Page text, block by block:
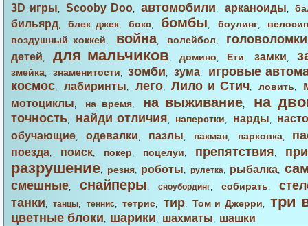
3D игры,Scooby Doo,автомобили, арканоиды,
бильярд,блек джек,бокс, бомбы, боулинг,
воздушный хоккей, война, волейбол, головоломки
детей, для мальчиков, домино, Ети, замки,
змейка, знаменитости,зомби, зума,
игровые
космос, лабиринты, лего,Лило и Стич,ловить,
мотоциклы, на время, на выживание, на
точность, найди отличия, наперстки, нарды,
обучающие, одевалки, пазлы, пакман, парковка,
поезда, поиск, покер, поцелуи, препятствия,
разрушение, резня, роботы, рулетка, рыбалка,
смешные, снайперы, сноубординг, собирать,
танки,танцы, теннис,тетрис, тир,Том и Джерри, три
цветные блоки, шарики, шахматы, шашки